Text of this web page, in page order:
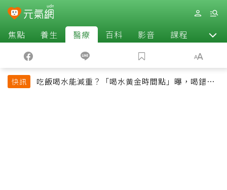
焦點 養生 醫療 百科 影音 課程 退休
快訊
吃飯喝水能減重？「喝水黃金時間點」曝，喝錯時